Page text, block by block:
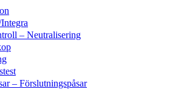
– Neutralisering
– Förslutningspåsar